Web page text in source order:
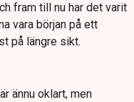
fram till nu har det varit
vara början på ett
på längre sikt.
ännu oklart, men